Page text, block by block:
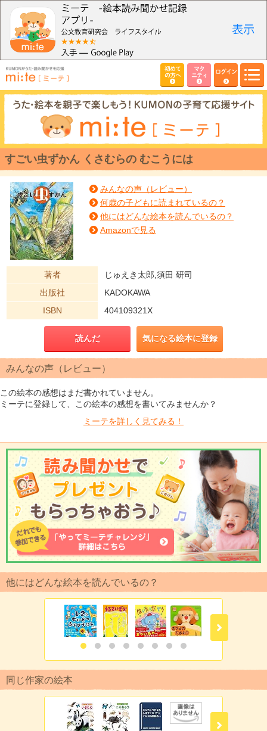
初めて
の方へ
マタ
ニティ
ログイン
すごい虫ずかん くさむらの むこうには
みんなの声（レビュー）
何歳の子どもに読まれているの？
他にはどんな絵本を読んでいるの？
Amazonで見る
著者
じゅえき太郎,須田 研司
出版社
KADOKAWA
ISBN
404109321X
読んだ 気になる絵本に登録
みんなの声（レビュー）
この絵本の感想はまだ書かれていません。
ミーテに登録して、この絵本の感想を書いてみませんか？
ミーテを詳しく見てみる！
他にはどんな絵本を読んでいるの？
同じ作家の絵本